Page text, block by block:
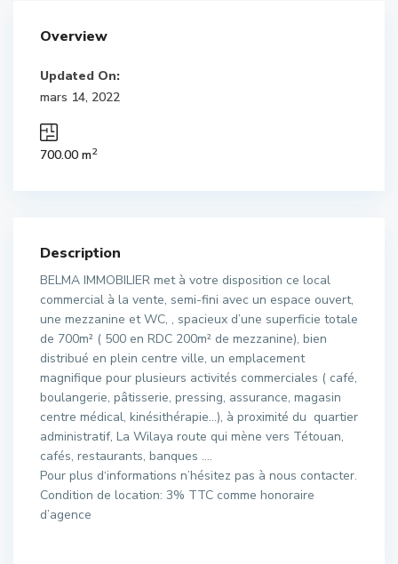
Overview
Updated On:
mars 14, 2022
700.00 m2
Description
BELMA IMMOBILIER met à votre disposition ce local
commercial à la vente, semi-fini avec un espace ouvert,
une mezzanine et WC, , spacieux d’une superficie totale
de 700m² ( 500 en RDC 200m² de mezzanine), bien
distribué en plein centre ville, un emplacement
magnifique pour plusieurs activités commerciales ( café,
boulangerie, pâtisserie, pressing, assurance, magasin
centre médical, kinésithérapie…), à proximité du quartier
administratif, La Wilaya route qui mène vers Tétouan,
cafés, restaurants, banques ….
Pour plus d‘informations n’hésitez pas à nous contacter.
Condition de location: 3% TTC comme honoraire
d’agence